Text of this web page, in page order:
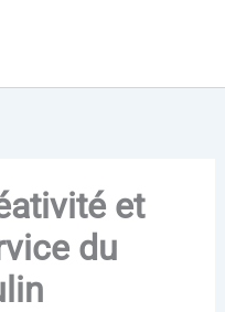
et
du